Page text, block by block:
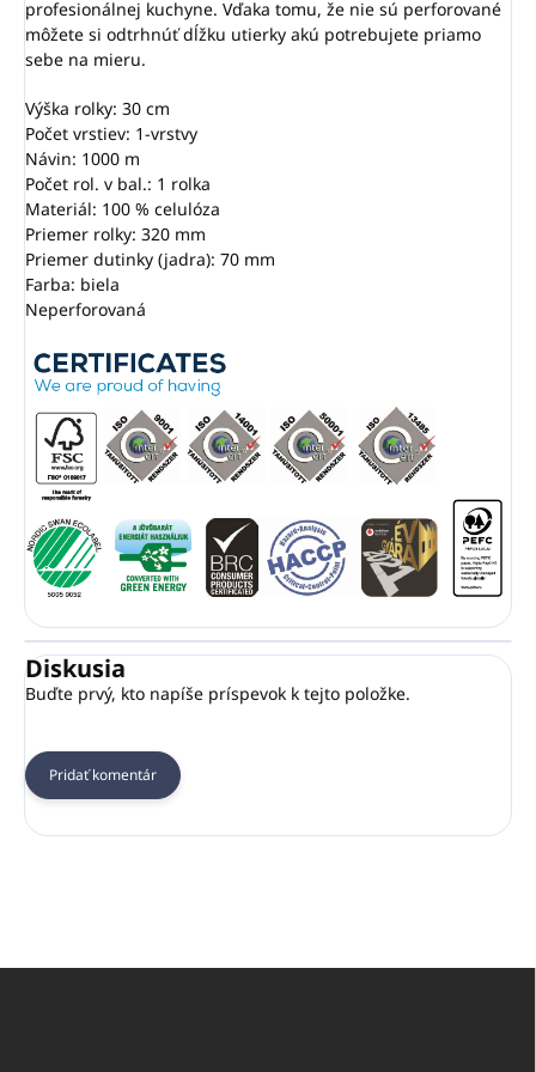
profesionálnej kuchyne. Vďaka tomu, že nie sú perforované
môžete si odtrhnúť dĺžku utierky akú potrebujete priamo
sebe na mieru.
Výška rolky: 30 cm
Počet vrstiev: 1-vrstvy
Návin: 1000 m
Počet rol. v bal.: 1 rolka
Materiál: 100 % celulóza
Priemer rolky: 320 mm
Priemer dutinky (jadra): 70 mm
Farba: biela
Neperforovaná
Diskusia
Buďte prvý, kto napíše príspevok k tejto položke.
Pridať komentár